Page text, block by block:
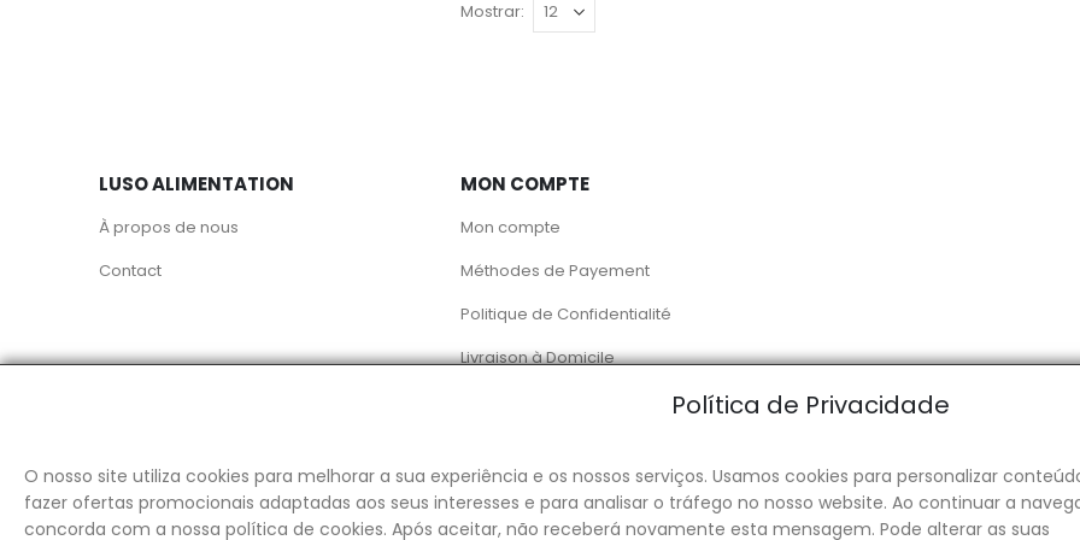
Mostrar
Política de Privacidade
O nosso site utiliza cookies para melhorar a sua experiência e os nossos serviços. Usamos cookies para personalizar
fazer ofertas promocionais adaptadas aos seus interesses e para analisar o tráfego no nosso website. Ao continuar a
concorda com a nossa política de cookies. Após aceitar, não receberá novamente esta mensagem. Pode alterar as suas
LUSO ALIMENTATION
À propos de nous
Contact
MON COMPTE
Mon compte
Méthodes de Payement
Politique de Confidentialité
Livraison à Domicile